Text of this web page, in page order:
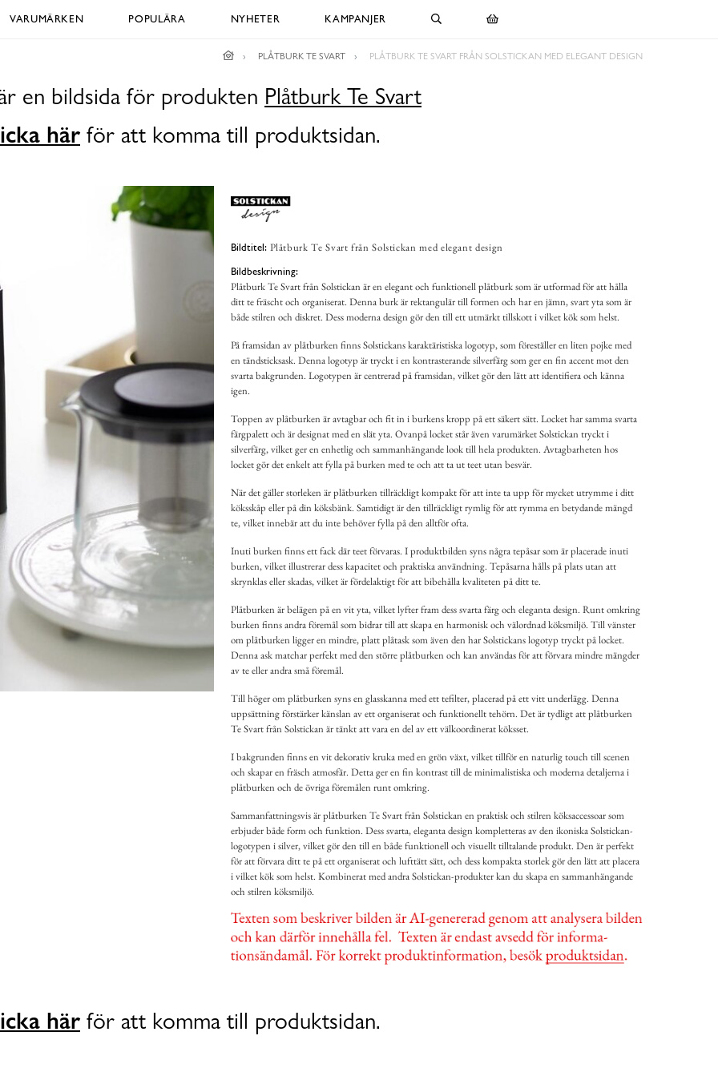
VARUMÄRKEN POPULÄRA NYHETER KAMPANJER
PLÅTBURK TE SVART PLÅTBURK TE SVART FRÅN SOLSTICKAN MED ELEGANT DESIGN
en bildsida för produkten Plåtburk Te Svart
här för att komma till produktsidan.
Bildtitel: Plåtburk Te Svart från Solstickan med elegant design
Bildbeskrivning:
Plåtburk Te Svart från Solstickan är en elegant och funktionell plåtburk som är utformad för att hålla
ditt te fräscht och organiserat. Denna burk är rektangulär till formen och har en jämn, svart yta som är
både stilren och diskret. Dess moderna design gör den till ett utmärkt tillskott i vilket kök som helst.
På framsidan av plåtburken finns Solstickans karaktäristiska logotyp, som föreställer en liten pojke med
en tändsticksask. Denna logotyp är tryckt i en kontrasterande silverfärg som ger en fin accent mot den
svarta bakgrunden. Logotypen är centrerad på framsidan, vilket gör den lätt att identifiera och känna
igen.
Toppen av plåtburken är avtagbar och fit in i burkens kropp på ett säkert sätt. Locket har samma svarta
färgpalett och är designat med en slät yta. Ovanpå locket står även varumärket Solstickan tryckt i
silverfärg, vilket ger en enhetlig och sammanhängande look till hela produkten. Avtagbarheten hos
locket gör det enkelt att fylla på burken med te och att ta ut teet utan besvär.
När det gäller storleken är plåtburken tillräckligt kompakt för att inte ta upp för mycket utrymme i ditt
köksskåp eller på din köksbänk. Samtidigt är den tillräckligt rymlig för att rymma en betydande mängd
te, vilket innebär att du inte behöver fylla på den alltför ofta.
Inuti burken finns ett fack där teet förvaras. I produktbilden syns några tepåsar som är placerade inuti
burken, vilket illustrerar dess kapacitet och praktiska användning. Tepåsarna hålls på plats utan att
skrynklas eller skadas, vilket är fördelaktigt för att bibehålla kvaliteten på ditt te.
Plåtburken är belägen på en vit yta, vilket lyfter fram dess svarta färg och eleganta design. Runt omkring
burken finns andra föremål som bidrar till att skapa en harmonisk och välordnad köksmiljö. Till vänster
om plåtburken ligger en mindre, platt plåtask som även den har Solstickans logotyp tryckt på locket.
Denna ask matchar perfekt med den större plåtburken och kan användas för att förvara mindre mängder
av te eller andra små föremål.
Till höger om plåtburken syns en glasskanna med ett tefilter, placerad på ett vitt underlägg. Denna
uppsättning förstärker känslan av ett organiserat och funktionellt tehörn. Det är tydligt att plåtburken
Te Svart från Solstickan är tänkt att vara en del av ett välkoordinerat köksset.
I bakgrunden finns en vit dekorativ kruka med en grön växt, vilket tillför en naturlig touch till scenen
och skapar en fräsch atmosfär. Detta ger en fin kontrast till de minimalistiska och moderna detaljerna i
plåtburken och de övriga föremålen runt omkring.
Sammanfattningsvis är plåtburken Te Svart från Solstickan en praktisk och stilren köksaccessoar som
erbjuder både form och funktion. Dess svarta, eleganta design kompletteras av den ikoniska Solstickan-
logotypen i silver, vilket gör den till en både funktionell och visuellt tilltalande produkt. Den är perfekt
för att förvara ditt te på ett organiserat och lufttätt sätt, och dess kompakta storlek gör den lätt att placera
i vilket kök som helst. Kombinerat med andra Solstickan-produkter kan du skapa en sammanhängande
och stilren köksmiljö.
här för att komma till produktsidan.